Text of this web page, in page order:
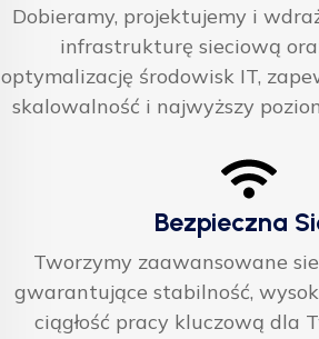
Dobieramy, projektujemy i
infrastrukturę sieciową
optymalizację środowisk IT,
skalowalność i najwyższy
Bezpieczna
Tworzymy zaawansowane
gwarantujące stabilność,
ciągłość pracy kluczową dla